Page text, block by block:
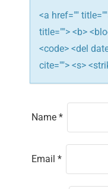
n
<a href=""
title=""> <b>
<code> <del
cite=""> <s>
Name *
Email *